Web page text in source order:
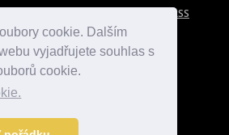
cookie. Dalším
vyjadřujete souhlas s
cookie.
RSS
atlaspamatek.info
jsou přebírána z